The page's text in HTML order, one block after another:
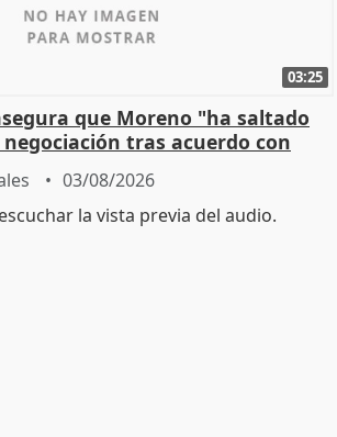
03:25
que Moreno "ha saltado
tras acuerdo con
03/08/2026